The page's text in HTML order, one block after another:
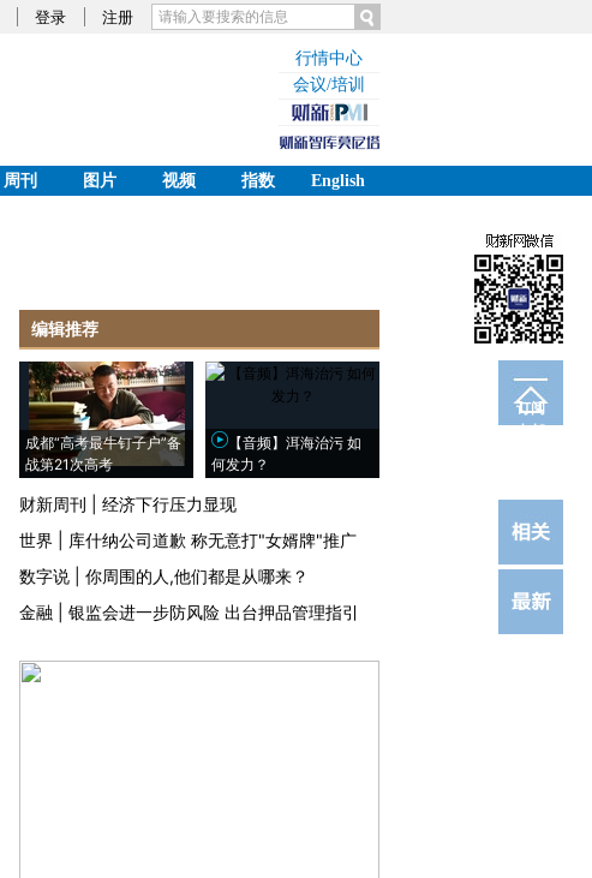
登录 注册
行情中心
会议/培训
周刊 图片 视频 指数
English
订阅
电邮
编辑推荐
成都“高考最牛钉子户”备
战第21次高考
【音频】洱海治污 如
何发力？
财新周刊
经济下行压力显现
世界
库什纳公司道歉 称无意打"女婿牌"推广
数字说
你周围的人,他们都是从哪来？
金融
银监会进一步防风险 出台押品管理指引